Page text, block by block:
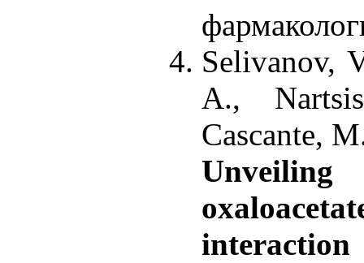
Selivanov,
A.,
Cascante,